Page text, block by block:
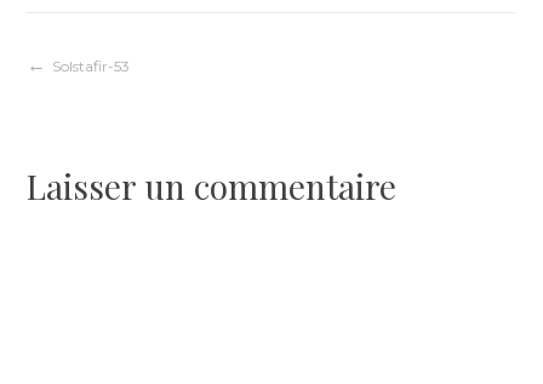
Navigation
l’article
Solstafir-53
Laisser un commentaire